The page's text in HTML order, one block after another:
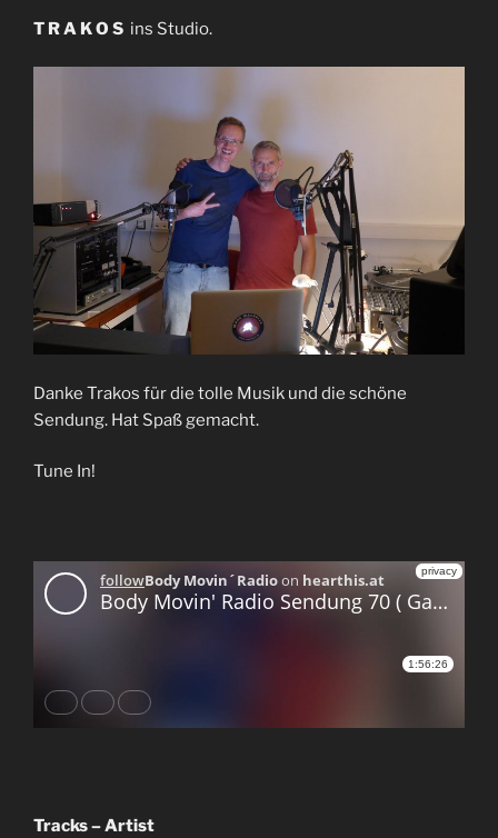
T R A K O S ins Studio.
Danke Trakos für die tolle Musik und die schöne
Sendung. Hat Spaß gemacht.
Tune In!
Tracks – Artist